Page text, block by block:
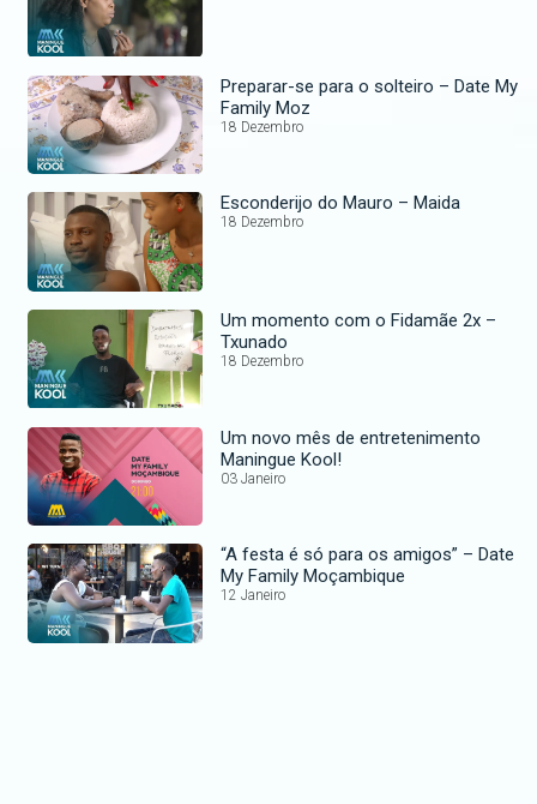
Preparar-se para o solteiro – Date My
Family Moz
18 Dezembro
Esconderijo do Mauro – Maida
18 Dezembro
Um momento com o Fidamãe 2x –
Txunado
18 Dezembro
Um novo mês de entretenimento
Maningue Kool!
03 Janeiro
“A festa é só para os amigos” – Date
My Family Moçambique
12 Janeiro